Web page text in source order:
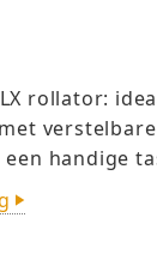
rollator:
handige
